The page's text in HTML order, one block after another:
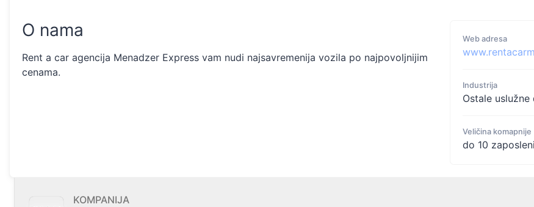
O nama
Rent a car agencija Menadzer Express vam nudi najsavremenija vozila po najpovoljnijim
cenama.
Web adresa
Industrija
Ostale
Veličina komapnije
do 10
KOMPANIJA